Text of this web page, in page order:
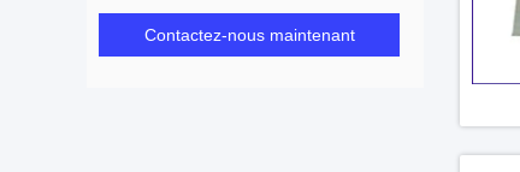
Contactez-nous maintenant